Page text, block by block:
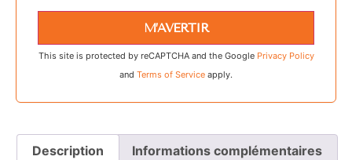
M’AVERTIR
This site is protected by reCAPTCHA and the Google Privacy Policy
and Terms of Service apply.
Description Informations complémentaires